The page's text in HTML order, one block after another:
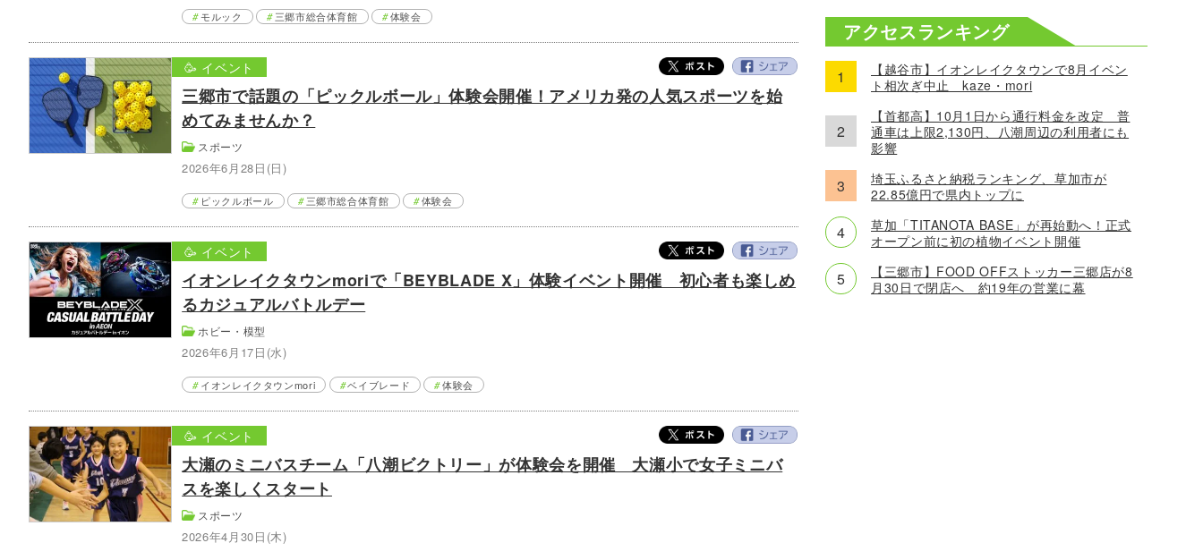
モルック 三郷市総合体育館 体験会
三郷市で話題の「ピックルボール」体験会開催！アメリカ発の人気スポーツを始
めてみませんか？
スポーツ
2026年6月28日(日)
🥳 イベント
ピックルボール 三郷市総合体育館 体験会
イオンレイクタウンmoriで「BEYBLADE X」体験イベント開催 初心者も楽しめ
るカジュアルバトルデー
ホビー・模型
2026年6月17日(水)
🥳 イベント
イオンレイクタウンmori ベイブレード 体験会
大瀬のミニバスチーム「八潮ビクトリー」が体験会を開催 大瀬小で女子ミニバ
スを楽しくスタート
スポーツ
2026年4月30日(木)
🥳 イベント
アクセスランキング
【越谷市】イオンレイクタウンで8月イベン
ト相次ぎ中止 kaze・mori
【首都高】10月1日から通行料金を改定 普
通車は上限2,130円、八潮周辺の利用者にも
影響
埼玉ふるさと納税ランキング、草加市が
22.85億円で県内トップに
草加「TITANOTA BASE」が再始動へ！正式
オープン前に初の植物イベント開催
【三郷市】FOOD OFFストッカー三郷店が8
月30日で閉店へ 約19年の営業に幕